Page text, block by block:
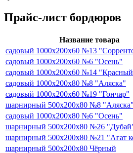
Прайс-лист бордюров
Название товара
садовый 1000х200х60 №13
садовый 1000х200х60 №6 "Осень"
садовый 1000х200х60 №14 "Красный
садовый 1000х200х80 №8 "Аляска"
садовый 1000х200х60 №19 "Гончар"
шарнирный 500х200х80 №8 "Аляска"
садовый 1000х200х80 №6 "Осень"
шарнирный 500х200х80 №26
шарнирный 500х200х80 №21 "Агат
шарнирный 500х200х80 Чёрный